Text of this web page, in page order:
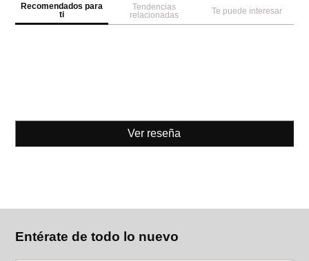
Recomendados para
ti
Tendencias
relacionadas
Te puede interesar
Ver reseña
Entérate de todo lo nuevo